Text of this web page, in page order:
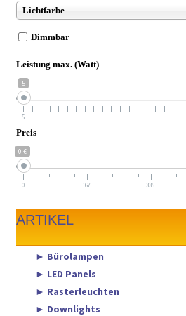
Lichtfarbe
Dimmbar
Leistung max. (Watt)
5
5
Preis
0 €
0 167 335
ARTIKEL
► Bürolampen
► LED Panels
► Rasterleuchten
► Downlights